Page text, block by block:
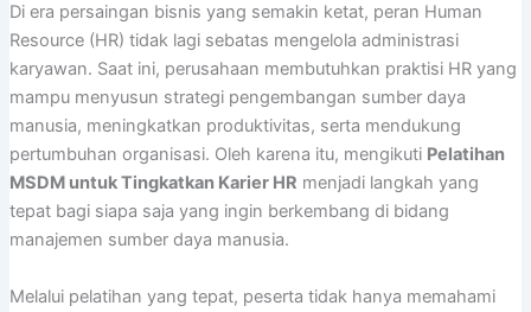
Di era persaingan bisnis yang semakin ketat, peran Human
Resource (HR) tidak lagi sebatas mengelola administrasi
karyawan. Saat ini, perusahaan membutuhkan praktisi HR yang
mampu menyusun strategi pengembangan sumber daya
manusia, meningkatkan produktivitas, serta mendukung
pertumbuhan organisasi. Oleh karena itu, mengikuti Pelatihan
MSDM untuk Tingkatkan Karier HR menjadi langkah yang
tepat bagi siapa saja yang ingin berkembang di bidang
manajemen sumber daya manusia.
Melalui pelatihan yang tepat, peserta tidak hanya memahami